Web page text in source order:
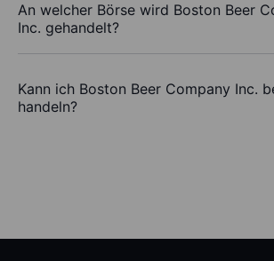
An welcher Börse wird Boston Beer
Inc. gehandelt?
Kann ich Boston Beer Company Inc.
handeln?